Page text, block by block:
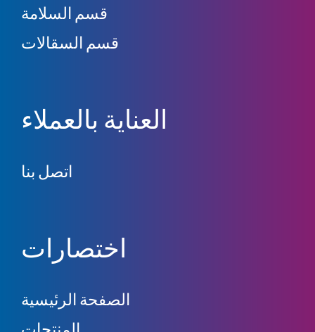
قسم السلامة
قسم السقالات
العناية بالعملاء
اتصل بنا
اختصارات
الصفحة الرئيسية